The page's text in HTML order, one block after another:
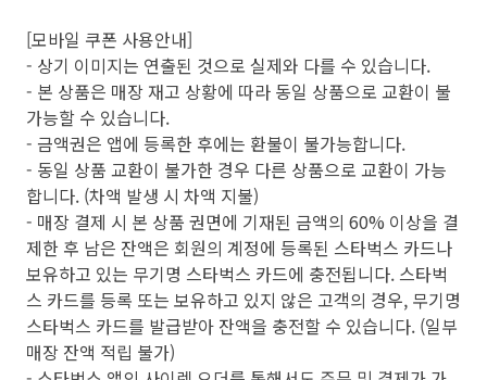
[모바일 쿠폰 사용안내]
- 상기 이미지는 연출된 것으로 실제와 다를 수 있습니다.
- 본 상품은 매장 재고 상황에 따라 동일 상품으로 교환이 불
가능할 수 있습니다.
- 금액권은 앱에 등록한 후에는 환불이 불가능합니다.
- 동일 상품 교환이 불가한 경우 다른 상품으로 교환이 가능
합니다. (차액 발생 시 차액 지불)
- 매장 결제 시 본 상품 권면에 기재된 금액의 60% 이상을 결
제한 후 남은 잔액은 회원의 계정에 등록된 스타벅스 카드나
보유하고 있는 무기명 스타벅스 카드에 충전됩니다. 스타벅
스 카드를 등록 또는 보유하고 있지 않은 고객의 경우, 무기명
스타벅스 카드를 발급받아 잔액을 충전할 수 있습니다. (일부
매장 잔액 적립 불가)